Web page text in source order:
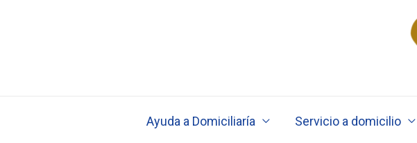
Ayuda a Domiciliaría Servicio a domicilio